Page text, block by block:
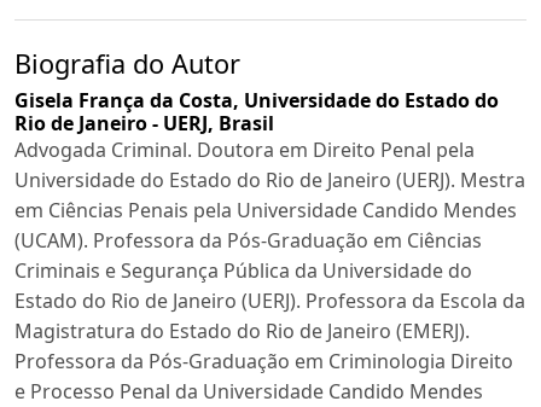
Biografia do Autor
Gisela França da Costa, Universidade do Estado do
Rio de Janeiro - UERJ, Brasil
Advogada Criminal. Doutora em Direito Penal pela
Universidade do Estado do Rio de Janeiro (UERJ). Mestra
em Ciências Penais pela Universidade Candido Mendes
(UCAM). Professora da Pós-Graduação em Ciências
Criminais e Segurança Pública da Universidade do
Estado do Rio de Janeiro (UERJ). Professora da Escola da
Magistratura do Estado do Rio de Janeiro (EMERJ).
Professora da Pós-Graduação em Criminologia Direito
e Processo Penal da Universidade Candido Mendes